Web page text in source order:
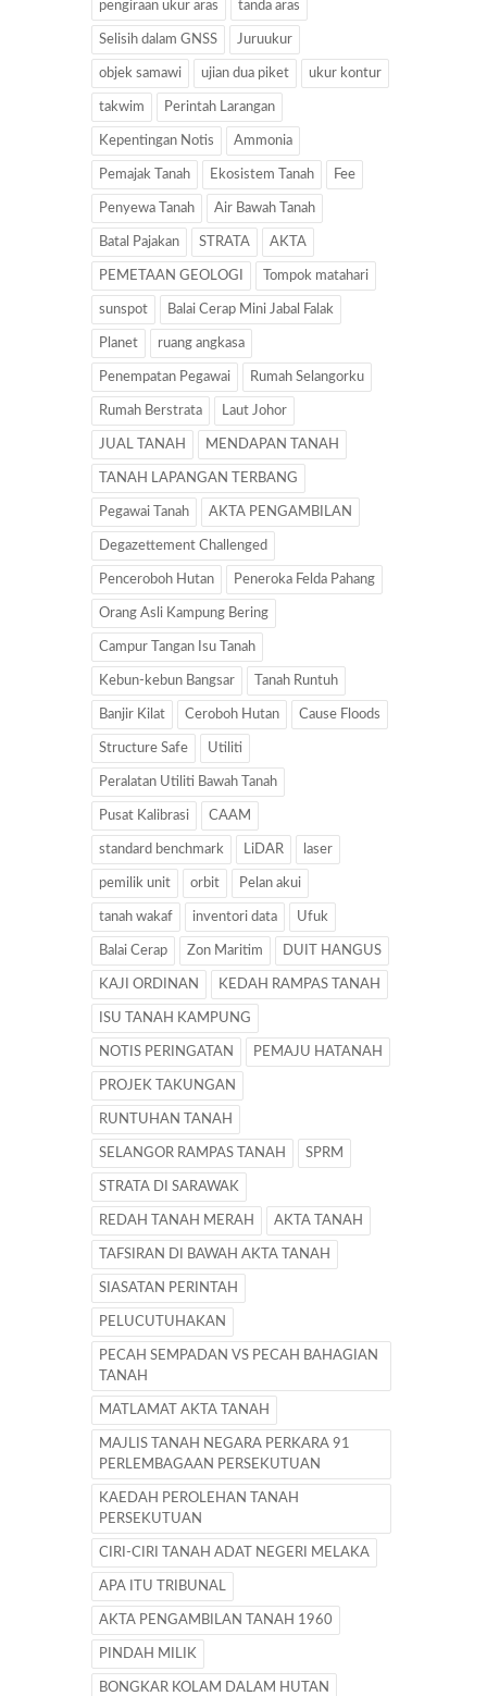
pengiraan ukur aras tanda aras
Selisih dalam GNSS Juruukur
objek samawi ujian dua piket ukur kontur
takwim Perintah Larangan
Kepentingan Notis Ammonia
Pemajak Tanah Ekosistem Tanah Fee
Penyewa Tanah Air Bawah Tanah
Batal Pajakan STRATA AKTA
PEMETAAN GEOLOGI Tompok matahari
sunspot Balai Cerap Mini Jabal Falak
Planet ruang angkasa
Penempatan Pegawai Rumah Selangorku
Rumah Berstrata Laut Johor
JUAL TANAH MENDAPAN TANAH
TANAH LAPANGAN TERBANG
Pegawai Tanah AKTA PENGAMBILAN
Degazettement Challenged
Penceroboh Hutan Peneroka Felda Pahang
Orang Asli Kampung Bering
Campur Tangan Isu Tanah
Kebun-kebun Bangsar Tanah Runtuh
Banjir Kilat Ceroboh Hutan Cause Floods
Structure Safe Utiliti
Peralatan Utiliti Bawah Tanah
Pusat Kalibrasi CAAM
standard benchmark LiDAR laser
pemilik unit orbit Pelan akui
tanah wakaf inventori data Ufuk
Balai Cerap Zon Maritim DUIT HANGUS
KAJI ORDINAN KEDAH RAMPAS TANAH
ISU TANAH KAMPUNG
NOTIS PERINGATAN PEMAJU HATANAH
PROJEK TAKUNGAN
RUNTUHAN TANAH
SELANGOR RAMPAS TANAH SPRM
STRATA DI SARAWAK
REDAH TANAH MERAH AKTA TANAH
TAFSIRAN DI BAWAH AKTA TANAH
SIASATAN PERINTAH
PELUCUTUHAKAN
PECAH SEMPADAN VS PECAH BAHAGIAN
TANAH
MATLAMAT AKTA TANAH
MAJLIS TANAH NEGARA PERKARA 91
PERLEMBAGAAN PERSEKUTUAN
KAEDAH PEROLEHAN TANAH
PERSEKUTUAN
CIRI-CIRI TANAH ADAT NEGERI MELAKA
APA ITU TRIBUNAL
AKTA PENGAMBILAN TANAH 1960
PINDAH MILIK
BONGKAR KOLAM DALAM HUTAN